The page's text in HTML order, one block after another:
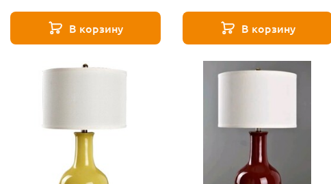
В корзину В корзину